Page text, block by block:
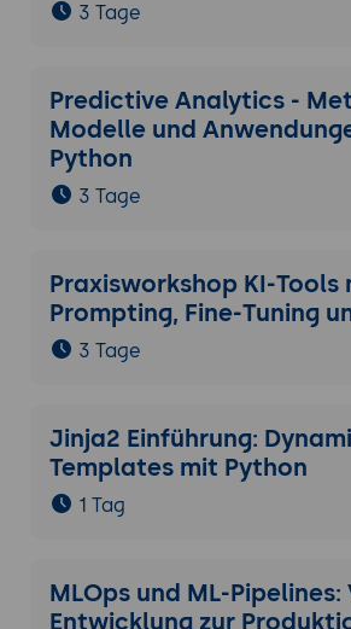
3 Tage
Predictive Analytics -
Modelle und
Python
3 Tage
Praxisworkshop KI-Tools
Prompting, Fine-Tuning
3 Tage
Jinja2 Einführung:
Templates mit Python
1 Tag
MLOps und ML-Pipelines:
Entwicklung zur